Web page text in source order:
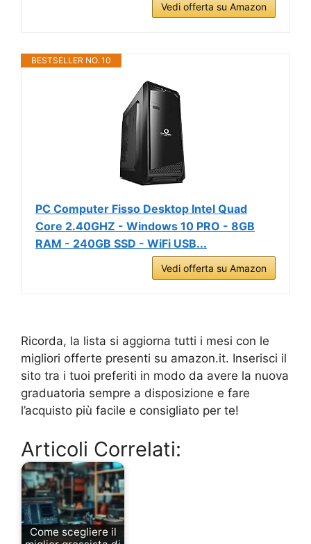
Vedi offerta su Amazon
BESTSELLER NO. 10
PC Computer Fisso Desktop Intel Quad
Core 2.40GHZ - Windows 10 PRO - 8GB
RAM - 240GB SSD - WiFi USB...
Vedi offerta su Amazon
Ricorda, la lista si aggiorna tutti i mesi con le
migliori offerte presenti su amazon.it. Inserisci il
sito tra i tuoi preferiti in modo da avere la nuova
graduatoria sempre a disposizione e fare
l’acquisto più facile e consigliato per te!
Articoli Correlati:
Come scegliere il